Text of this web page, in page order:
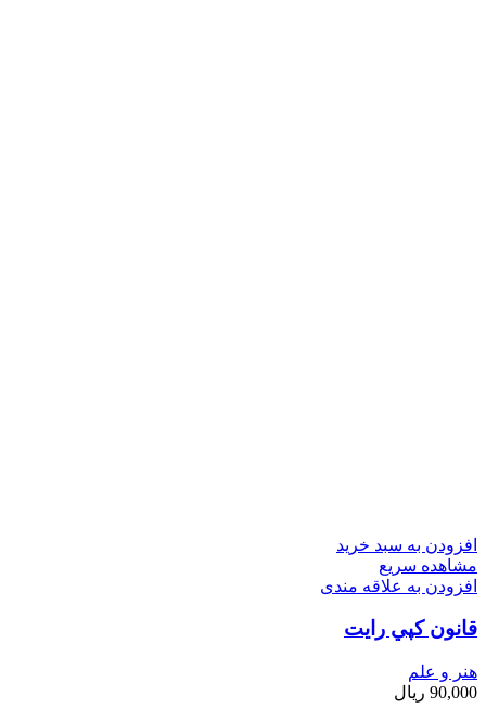
افزودن به سبد خرید
مشاهده سریع
افزودن به علاقه مندی
قانون كپي رايت
هنر و علم
90,000 ریال